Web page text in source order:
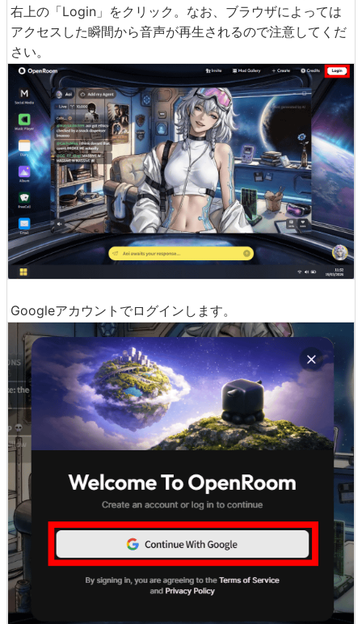
右上の「Login」をクリック。なお、ブラウザによっては
アクセスした瞬間から音声が再生されるので注意してくだ
さい。
Googleアカウントでログインします。